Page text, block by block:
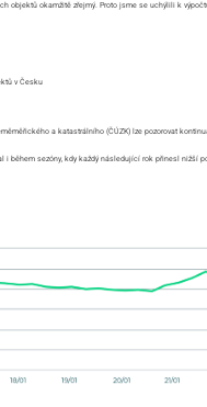
objektů okamžitě zřejmý. Proto jsme se uchýlili k
a katastrálního (ČÚZK) lze pozorovat
i během sezóny, kdy každý následující rok přinesl nižší